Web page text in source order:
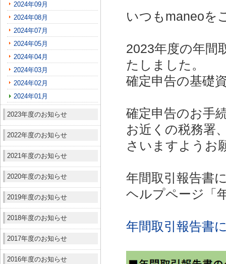
2024年09月
2024年08月
2024年07月
2024年05月
2024年04月
2024年03月
2024年02月
2024年01月
2023年度のお知らせ
2022年度のお知らせ
2021年度のお知らせ
2020年度のお知らせ
2019年度のお知らせ
2018年度のお知らせ
2017年度のお知らせ
2016年度のお知らせ
いつもmaneoを
2023年度の年間
たしました。
確定申告の基礎
確定申告のお手
お近くの税務署
さいますようお
年間取引報告書
ヘルプページ「
年間取引報告書